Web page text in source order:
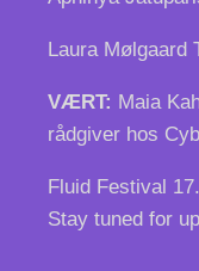
Laura Mølgaard
VÆRT: Maia
rådgiver hos
Fluid Festival
Stay tuned for